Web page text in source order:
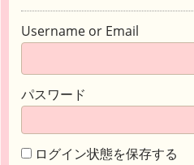
Username or Email
パスワード
ログイン状態を保存する